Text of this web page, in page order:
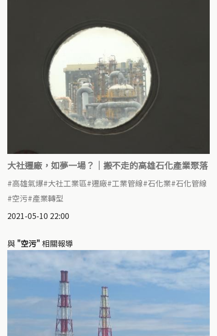
大社遷廠，如夢一場？｜搬不走的高雄石化產業聚落
高雄氣爆 大社工業區 遷廠 工業管線 石化業 石化管線
空污 產業轉型
2021-05-10 22:00
與 "空污" 相關報導